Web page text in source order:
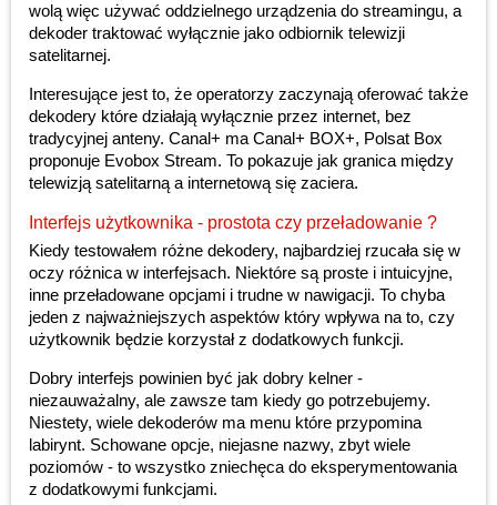
wolą więc używać oddzielnego urządzenia do streamingu, a
dekoder traktować wyłącznie jako odbiornik telewizji
satelitarnej.
Interesujące jest to, że operatorzy zaczynają oferować także
dekodery które działają wyłącznie przez internet, bez
tradycyjnej anteny. Canal+ ma Canal+ BOX+, Polsat Box
proponuje Evobox Stream. To pokazuje jak granica między
telewizją satelitarną a internetową się zaciera.
Interfejs użytkownika - prostota czy przeładowanie ?
Kiedy testowałem różne dekodery, najbardziej rzucała się w
oczy różnica w interfejsach. Niektóre są proste i intuicyjne,
inne przeładowane opcjami i trudne w nawigacji. To chyba
jeden z najważniejszych aspektów który wpływa na to, czy
użytkownik będzie korzystał z dodatkowych funkcji.
Dobry interfejs powinien być jak dobry kelner -
niezauważalny, ale zawsze tam kiedy go potrzebujemy.
Niestety, wiele dekoderów ma menu które przypomina
labirynt. Schowane opcje, niejasne nazwy, zbyt wiele
poziomów - to wszystko zniechęca do eksperymentowania
z dodatkowymi funkcjami.